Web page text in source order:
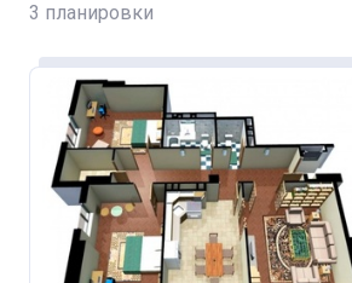
3 планировки